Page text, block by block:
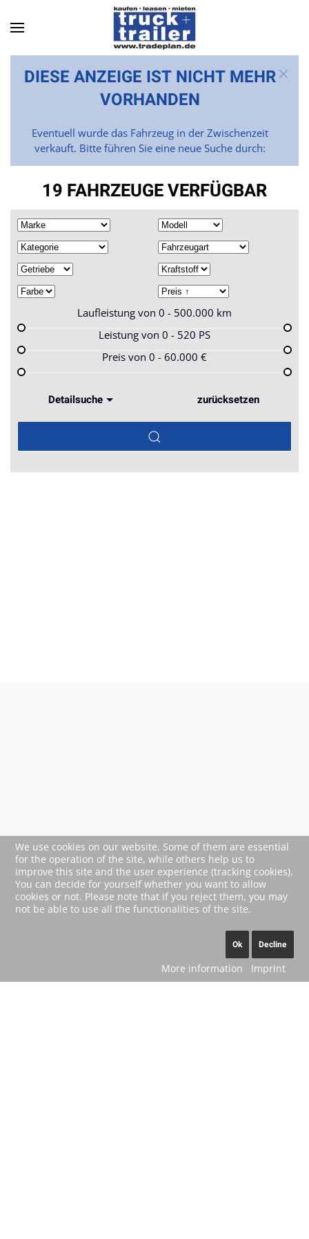
Skip to main content
DIESE ANZEIGE IST NICHT MEHR
VORHANDEN
Eventuell wurde das Fahrzeug in der Zwischenzeit
verkauft. Bitte führen Sie eine neue Suche durch:
19 FAHRZEUGE VERFÜGBAR
Laufleistung von 0 - 500.000 km
Leistung von 0 - 520 PS
Preis von 0 - 60.000 €
Detailsuche zurücksetzen
We use cookies on our website. Some of them are essential
for the operation of the site, while others help us to
improve this site and the user experience (tracking cookies).
You can decide for yourself whether you want to allow
cookies or not. Please note that if you reject them, you may
not be able to use all the functionalities of the site.
Ok Decline
More information Imprint